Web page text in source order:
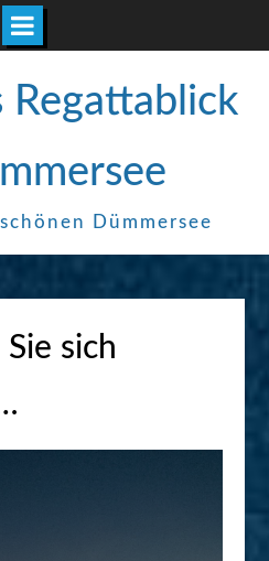
Regattablick
Dümmersee
sich